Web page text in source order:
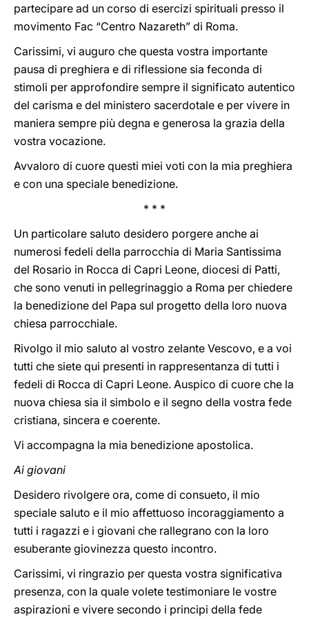
partecipare ad un corso di esercizi spirituali presso il
movimento Fac “Centro Nazareth” di Roma.
Carissimi, vi auguro che questa vostra importante
pausa di preghiera e di riflessione sia feconda di
stimoli per approfondire sempre il significato autentico
del carisma e del ministero sacerdotale e per vivere in
maniera sempre più degna e generosa la grazia della
vostra vocazione.
Avvaloro di cuore questi miei voti con la mia preghiera
e con una speciale benedizione.
* * *
Un particolare saluto desidero porgere anche ai
numerosi fedeli della parrocchia di Maria Santissima
del Rosario in Rocca di Capri Leone, diocesi di Patti,
che sono venuti in pellegrinaggio a Roma per chiedere
la benedizione del Papa sul progetto della loro nuova
chiesa parrocchiale.
Rivolgo il mio saluto al vostro zelante Vescovo, e a voi
tutti che siete qui presenti in rappresentanza di tutti i
fedeli di Rocca di Capri Leone. Auspico di cuore che la
nuova chiesa sia il simbolo e il segno della vostra fede
cristiana, sincera e coerente.
Vi accompagna la mia benedizione apostolica.
Ai giovani
Desidero rivolgere ora, come di consueto, il mio
speciale saluto e il mio affettuoso incoraggiamento a
tutti i ragazzi e i giovani che rallegrano con la loro
esuberante giovinezza questo incontro.
Carissimi, vi ringrazio per questa vostra significativa
presenza, con la quale volete testimoniare le vostre
aspirazioni e vivere secondo i principi della fede